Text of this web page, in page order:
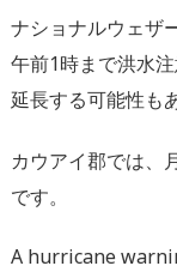
ナショナルウェザ
午前1時まで洪水
延長する可能性も
カウアイ郡では、
です。
A hurricane